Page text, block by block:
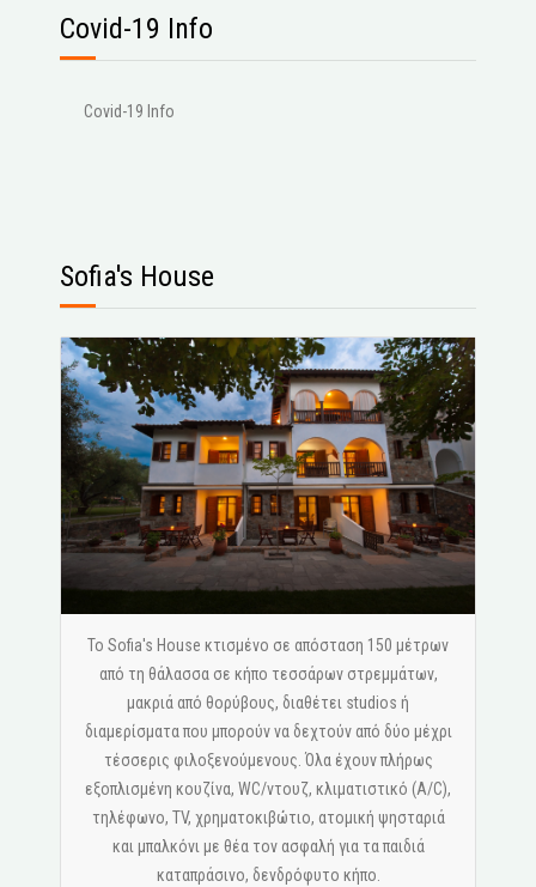
Covid-19 Info
Covid-19 Info
Sofia's House
Το Sofia's House κτισμένο σε απόσταση 150 μέτρων
από τη θάλασσα σε κήπο τεσσάρων στρεμμάτων,
μακριά από θορύβους, διαθέτει studios ή
διαμερίσματα που μπορούν να δεχτούν από δύο μέχρι
τέσσερις φιλοξενούμενους. Όλα έχουν πλήρως
εξοπλισμένη κουζίνα, WC/ντουζ, κλιματιστικό (A/C),
τηλέφωνο, ΤV, χρηματοκιβώτιο, ατομική ψησταριά
και μπαλκόνι με θέα τον ασφαλή για τα παιδιά
καταπράσινο, δενδρόφυτο κήπο.